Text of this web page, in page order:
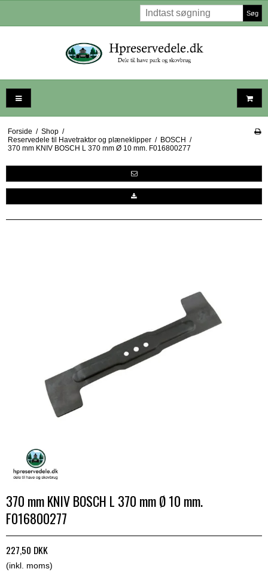
Søg
Forside / Shop /
Reservedele til Havetraktor og plæneklipper / BOSCH /
370 mm KNIV BOSCH L 370 mm Ø 10 mm. F016800277
370 mm KNIV BOSCH L 370 mm Ø 10 mm.
F016800277
227,50 DKK
(inkl. moms)